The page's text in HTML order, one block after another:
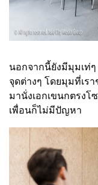
นอกจากนี้ยังมีมุมเท่
จุดต่างๆ โดยมุมที่เร
มานั่งเอกเขนกตรง
เพื่อนก็ไม่มีปัญหา